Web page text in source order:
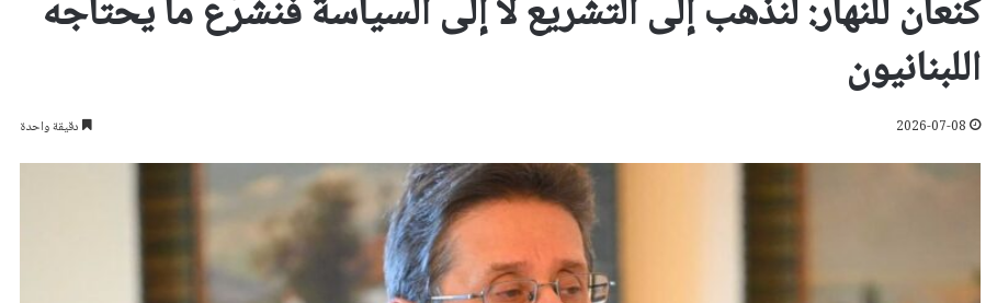
كنعان للنهار: لنذهب إلى التشريع لا إلى السياسة فنشرّع ما يحتاجه
اللبنانيون
2026-07-08 دقيقة واحدة